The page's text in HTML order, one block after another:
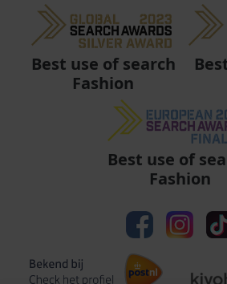
Best use of search
Fashion
Best use of
Fashion